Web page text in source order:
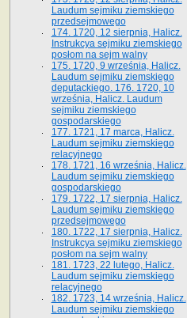
Laudum sejmiku ziemskiego
przedsejmowego
174. 1720, 12 sierpnia, Halicz.
Instrukcya sejmiku ziemskiego
posłom na sejm walny
175. 1720, 9 września, Halicz.
Laudum sejmiku ziemskiego
deputackiego. 176. 1720, 10
września, Halicz. Laudum
sejmiku ziemskiego
gospodarskiego
177. 1721, 17 marca, Halicz.
Laudum sejmiku ziemskiego
relacyjnego
178. 1721, 16 września, Halicz.
Laudum sejmiku ziemskiego
gospodarskiego
179. 1722, 17 sierpnia, Halicz.
Laudum sejmiku ziemskiego
przedsejmowego
180. 1722, 17 sierpnia, Halicz.
Instrukcya sejmiku ziemskiego
posłom na sejm walny
181. 1723, 22 lutego, Halicz.
Laudum sejmiku ziemskiego
relacyjnego
182. 1723, 14 września, Halicz.
Laudum sejmiku ziemskiego